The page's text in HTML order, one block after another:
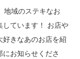
地域のステキなお
しています！ お店や
好きなあのお店を紹
お知らせくださ